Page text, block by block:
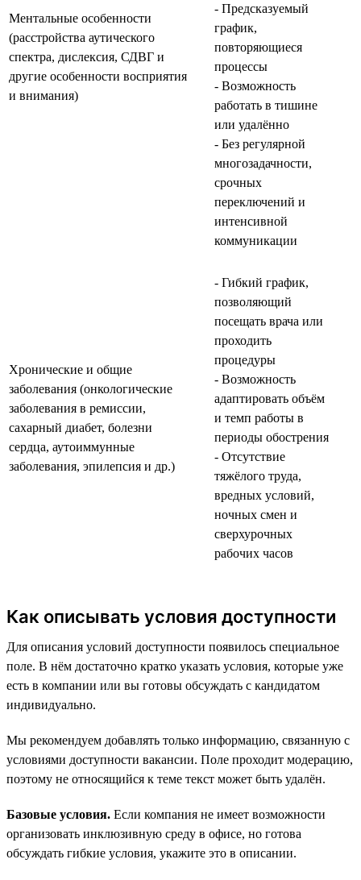
Ментальные особенности
(расстройства аутического
спектра, дислексия, СДВГ и
другие особенности восприятия
и внимания)
- Предсказуемый
график,
повторяющиеся
процессы
- Возможность
работать в тишине
или удалённо
- Без регулярной
многозадачности,
срочных
переключений и
интенсивной
коммуникации
Хронические и общие
заболевания (онкологические
заболевания в ремиссии,
сахарный диабет, болезни
сердца, аутоиммунные
заболевания, эпилепсия и др.)
- Гибкий график,
позволяющий
посещать врача или
проходить
процедуры
- Возможность
адаптировать объём
и темп работы в
периоды обострения
- Отсутствие
тяжёлого труда,
вредных условий,
ночных смен и
сверхурочных
рабочих часов
Как описывать условия доступности
Для описания условий доступности появилось специальное
поле. В нём достаточно кратко указать условия, которые уже
есть в компании или вы готовы обсуждать с кандидатом
индивидуально.
Мы рекомендуем добавлять только информацию, связанную с
условиями доступности вакансии. Поле проходит модерацию,
поэтому не относящийся к теме текст может быть удалён.
Базовые условия. Если компания не имеет возможности
организовать инклюзивную среду в офисе, но готова
обсуждать гибкие условия, укажите это в описании.